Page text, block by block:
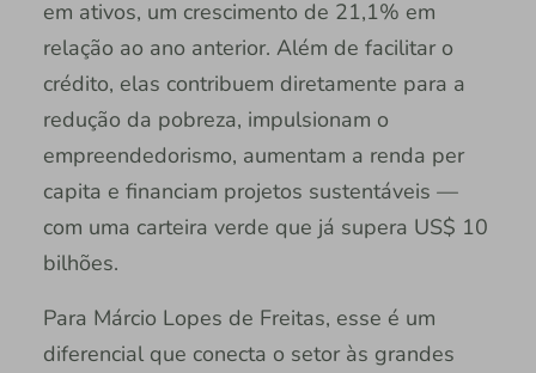
em ativos, um crescimento de 21,1% em
relação ao ano anterior. Além de facilitar o
crédito, elas contribuem diretamente para a
redução da pobreza, impulsionam o
empreendedorismo, aumentam a renda per
capita e financiam projetos sustentáveis —
com uma carteira verde que já supera US$ 10
bilhões.
Para Márcio Lopes de Freitas, esse é um
diferencial que conecta o setor às grandes